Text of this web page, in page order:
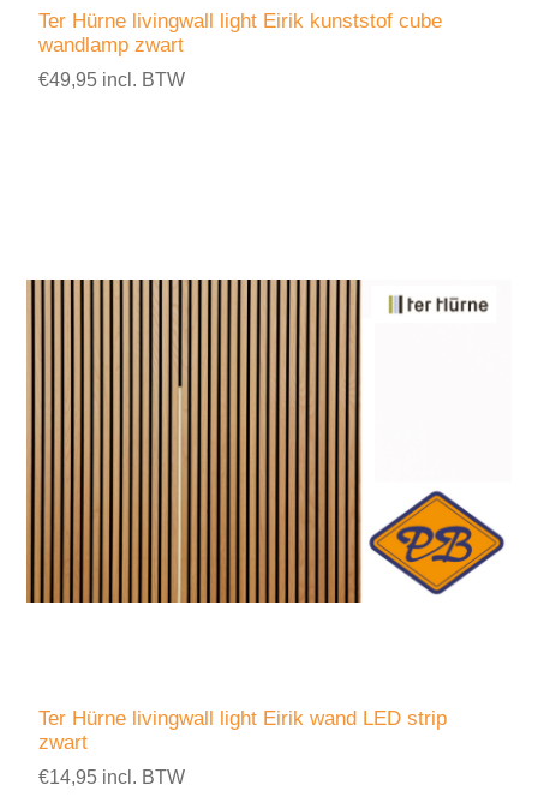
Ter Hürne livingwall light Eirik kunststof cube
wandlamp zwart
€49,95 incl. BTW
Ter Hürne livingwall light Eirik wand LED strip
zwart
€14,95 incl. BTW